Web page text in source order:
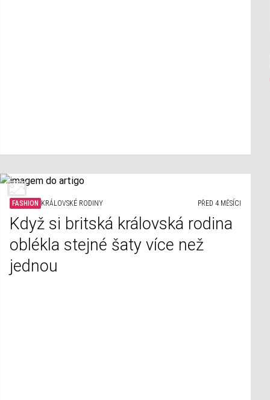
FASHION KRÁLOVSKÉ RODINY PŘED 4 MĚSÍCI
Když si britská královská rodina
oblékla stejné šaty více než
jednou